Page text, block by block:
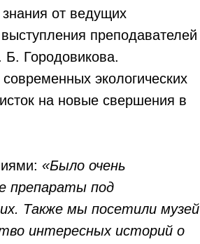
от ведущих
преподавателей
Б. Городовикова.
экологических
на новые свершения в
«Было очень
препараты под
Также мы посетили музей
интересных историй о